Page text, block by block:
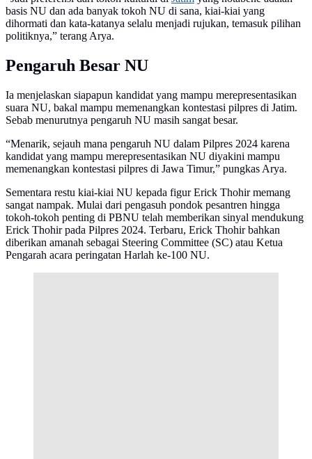
basis NU dan ada banyak tokoh NU di sana, kiai-kiai yang
dihormati dan kata-katanya selalu menjadi rujukan, temasuk pilihan
politiknya,” terang Arya.
Pengaruh Besar NU
Ia menjelaskan siapapun kandidat yang mampu merepresentasikan
suara NU, bakal mampu memenangkan kontestasi pilpres di Jatim.
Sebab menurutnya pengaruh NU masih sangat besar.
“Menarik, sejauh mana pengaruh NU dalam Pilpres 2024 karena
kandidat yang mampu merepresentasikan NU diyakini mampu
memenangkan kontestasi pilpres di Jawa Timur,” pungkas Arya.
Sementara restu kiai-kiai NU kepada figur Erick Thohir memang
sangat nampak. Mulai dari pengasuh pondok pesantren hingga
tokoh-tokoh penting di PBNU telah memberikan sinyal mendukung
Erick Thohir pada Pilpres 2024. Terbaru, Erick Thohir bahkan
diberikan amanah sebagai Steering Committee (SC) atau Ketua
Pengarah acara peringatan Harlah ke-100 NU.